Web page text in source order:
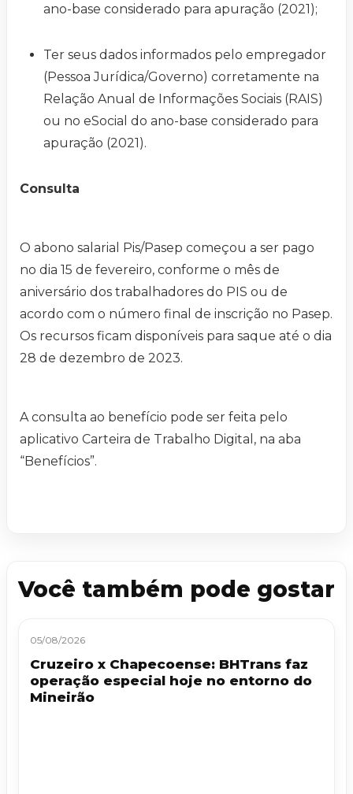
ano-base considerado para apuração (2021);
Ter seus dados informados pelo empregador
(Pessoa Jurídica/Governo) corretamente na
Relação Anual de Informações Sociais (RAIS)
ou no eSocial do ano-base considerado para
apuração (2021).
Consulta
O abono salarial Pis/Pasep começou a ser pago
no dia 15 de fevereiro, conforme o mês de
aniversário dos trabalhadores do PIS ou de
acordo com o número final de inscrição no Pasep.
Os recursos ficam disponíveis para saque até o dia
28 de dezembro de 2023.
A consulta ao benefício pode ser feita pelo
aplicativo Carteira de Trabalho Digital, na aba
“Benefícios”.
Você também pode gostar
05/08/2026
Cruzeiro x Chapecoense: BHTrans faz
operação especial hoje no entorno do
Mineirão